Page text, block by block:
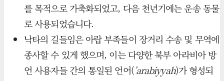
를 목적으로 가축화되었고, 다음 천년기에는 운송 동물
로 사용되었습니다.
낙타의 길들임은 아랍 부족들이 장거리 수송 및 무역에
종사할 수 있게 했으며, 이는 다양한 북부 아라비아 방
언 사용자들 간의 통일된 언어(’arabiyyah)가 형성되